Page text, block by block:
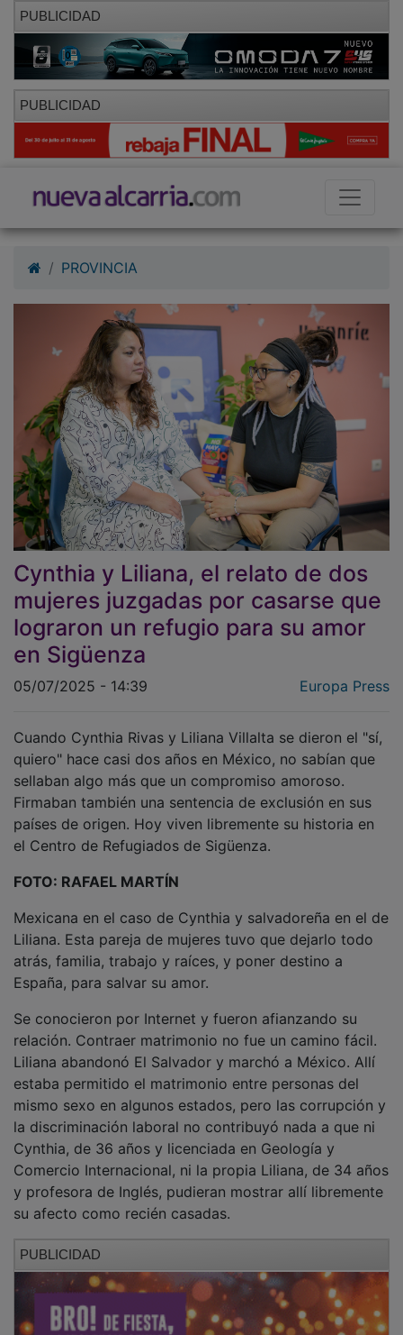
PUBLICIDAD
PUBLICIDAD
Cynthia y Liliana, el relato de dos
mujeres juzgadas por casarse que
lograron un refugio para su amor
en Sigüenza
05/07/2025 - 14:39
quiero" hace casi dos años en México, no sabían que
sellaban algo más que un compromiso amoroso.
Firmaban también una sentencia de exclusión en sus
países de origen. Hoy viven libremente su historia en
el Centro de Refugiados de Sigüenza.
FOTO: RAFAEL MARTÍN
Liliana. Esta pareja de mujeres tuvo que dejarlo todo
atrás, familia, trabajo y raíces, y poner destino a
España, para salvar su amor.
relación. Contraer matrimonio no fue un camino fácil.
Liliana abandonó El Salvador y marchó a México. Allí
estaba permitido el matrimonio entre personas del
mismo sexo en algunos estados, pero las corrupción y
la discriminación laboral no contribuyó nada a que ni
Cynthia, de 36 años y licenciada en Geología y
Comercio Internacional, ni la propia Liliana, de 34 años
y profesora de Inglés, pudieran mostrar allí libremente
su afecto como recién casadas.